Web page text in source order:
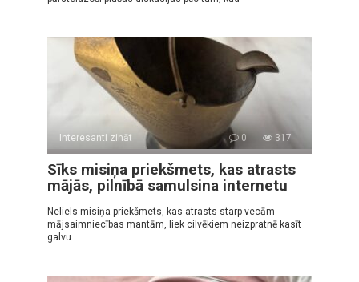
Interesanti zināt 0 317
Sīks misiņa priekšmets, kas atrasts
mājās, pilnībā samulsina internetu
Neliels misiņa priekšmets, kas atrasts starp vecām
mājsaimniecības mantām, liek cilvēkiem neizpratnē kasīt
galvu